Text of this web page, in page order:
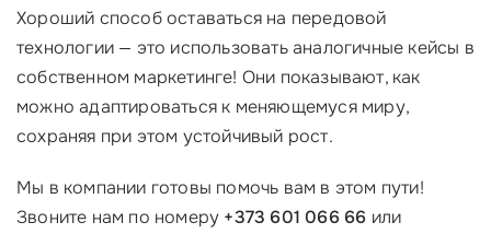
Хороший способ оставаться на передовой
технологии — это использовать аналогичные кейсы в
собственном маркетинге! Они показывают, как
можно адаптироваться к меняющемуся миру,
сохраняя при этом устойчивый рост.
Мы в компании готовы помочь вам в этом пути!
Звоните нам по номеру +373 601 066 66 или